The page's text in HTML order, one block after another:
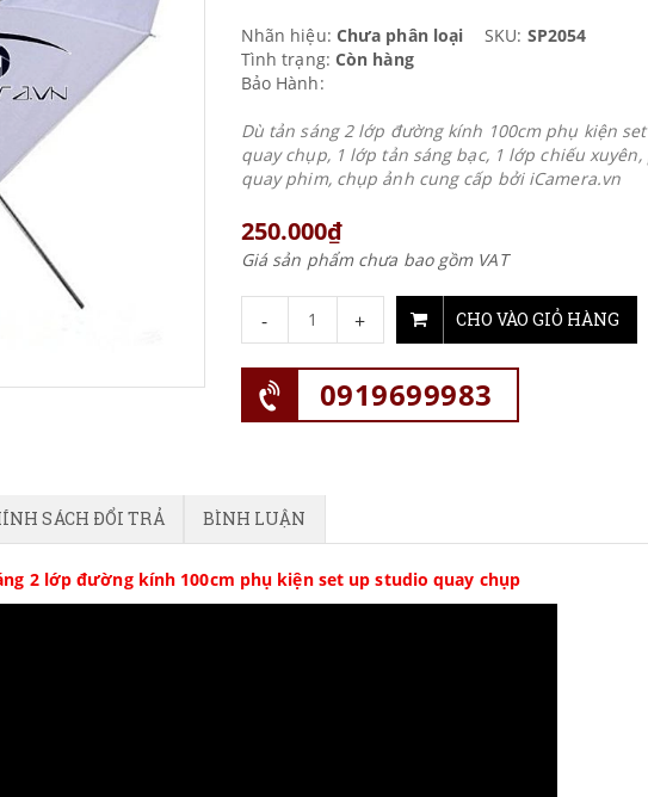
Nhãn hiệu: Chưa phân loại SKU: SP2054
Tình trạng: Còn hàng
Bảo Hành:
Dù tản sáng 2 lớp đường kính 100cm phụ kiện
quay chụp, 1 lớp tản sáng bạc, 1 lớp chiếu
quay phim, chụp ảnh cung cấp bởi iCamera.vn
250.000₫
Giá sản phẩm chưa bao gồm VAT
- + CHO VÀO GIỎ HÀNG
0919699983
SÁCH ĐỔI TRẢ BÌNH LUẬN
2 lớp đường kính 100cm phụ kiện set up studio quay chụp